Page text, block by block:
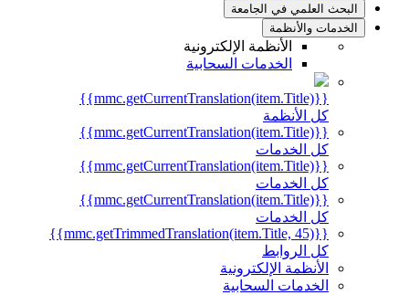
البحث العلمي في الجامعة
الخدمات والأنظمة
الأنظمة الإلكترونية
الخدمات السحابية
{{mmc.getCurrentTranslation(item.Title)}}
كل الأنظمة
{{mmc.getCurrentTranslation(item.Title)}}
كل الخدمات
{{mmc.getCurrentTranslation(item.Title)}}
كل الخدمات
{{mmc.getCurrentTranslation(item.Title)}}
كل الخدمات
{{mmc.getTrimmedTranslation(item.Title, 45)}}
كل الروابط
الأنظمة الإلكترونية
الخدمات السحابية